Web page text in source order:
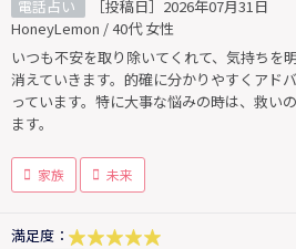
電話占い
［投稿日］2026年07月31日
HoneyLemon / 40代 女性
いつも不安を取り除いてくれて、気持ちを
消えていきます。的確に分かりやすくアド
っています。特に大事な悩みの時は、救い
ます。
家族 未来
満足度：